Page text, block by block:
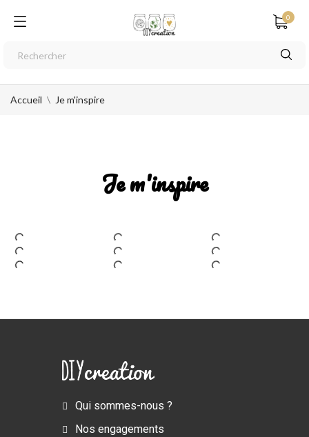
0
Accueil Je m'inspire
Je m'inspire
Qui sommes-nous ?
Nos engagements